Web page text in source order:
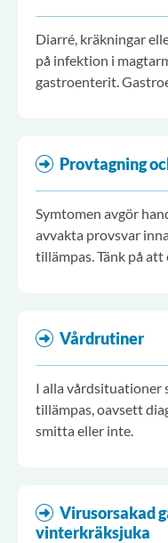
Diarré, kräkningar
på infektion i
gastroenterit.
Provtagning
Symtomen avgör
avvakta provsvar
tillämpas. Tänk på
Vårdrutiner
I alla vårdsituationer
tillämpas, oavsett
smitta eller inte.
Virusorsakad
vinterkräksjuka